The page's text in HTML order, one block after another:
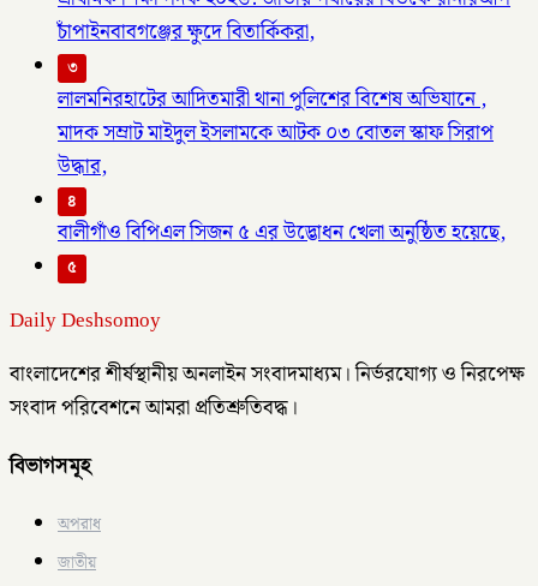
চাঁপাইনবাবগঞ্জের ক্ষুদে বিতার্কিকরা,
৩
লালমনিরহাটের আদিতমারী থানা পুলিশের বিশেষ অভিযানে ,
মাদক সম্রাট মাইদুল ইসলামকে আটক ০৩ বোতল স্কাফ সিরাপ
উদ্ধার,
৪
বালীগাঁও বিপিএল সিজন ৫ এর উদ্ভোধন খেলা অনুষ্ঠিত হয়েছে,
৫
Daily Deshsomoy
বাংলাদেশের শীর্ষস্থানীয় অনলাইন সংবাদমাধ্যম। নির্ভরযোগ্য ও নিরপেক্ষ
সংবাদ পরিবেশনে আমরা প্রতিশ্রুতিবদ্ধ।
বিভাগসমূহ
অপরাধ
জাতীয়